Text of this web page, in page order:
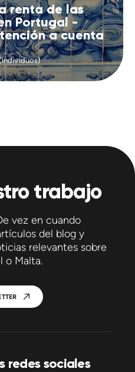
renta de las
Portugal -
a cuenta
trabajo
vez en cuando
del blog y
relevantes sobre
o Malta.
redes sociales